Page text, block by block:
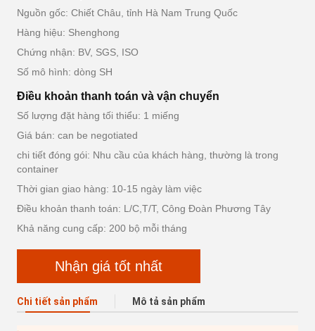
Nguồn gốc: Chiết Châu, tỉnh Hà Nam Trung Quốc
Hàng hiệu: Shenghong
Chứng nhận: BV, SGS, ISO
Số mô hình: dòng SH
Điều khoản thanh toán và vận chuyển
Số lượng đặt hàng tối thiểu: 1 miếng
Giá bán: can be negotiated
chi tiết đóng gói: Nhu cầu của khách hàng, thường là trong
container
Thời gian giao hàng: 10-15 ngày làm việc
Điều khoản thanh toán: L/C,T/T, Công Đoàn Phương Tây
Khả năng cung cấp: 200 bộ mỗi tháng
Nhận giá tốt nhất
Chi tiết sản phẩm Mô tả sản phẩm